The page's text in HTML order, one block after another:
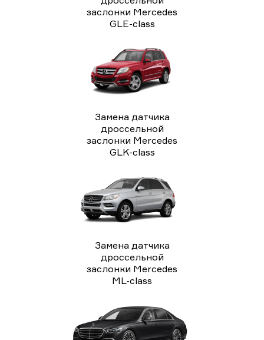
заслонки Mercedes
GLE-class
Замена датчика
дроссельной
заслонки Mercedes
GLK-class
Замена датчика
дроссельной
заслонки Mercedes
ML-class